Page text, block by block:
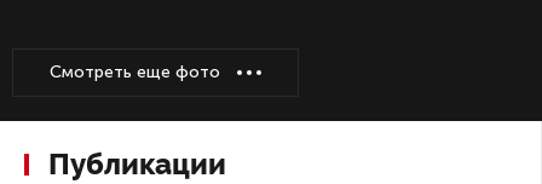
Смотреть еще фото
Публикации